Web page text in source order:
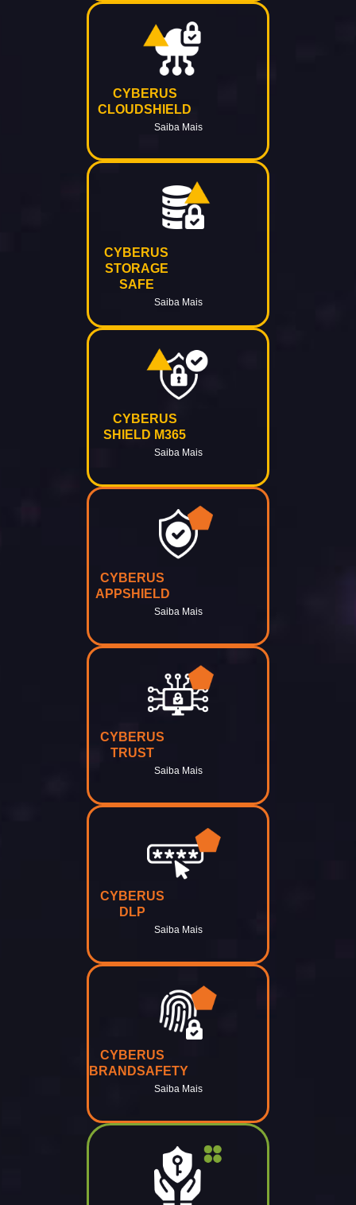
CYBERUS
CLOUDSHIELD
Saiba Mais
CYBERUS
STORAGE
SAFE
Saiba Mais
CYBERUS
SHIELD M365
Saiba Mais
CYBERUS
APPSHIELD
Saiba Mais
CYBERUS
TRUST
Saiba Mais
CYBERUS
DLP
Saiba Mais
CYBERUS
BRANDSAFETY
Saiba Mais